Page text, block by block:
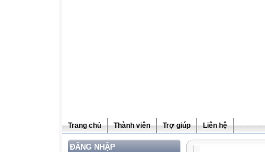
Trang chủ Thành viên Trợ giúp Liên hệ
ĐĂNG NHẬP